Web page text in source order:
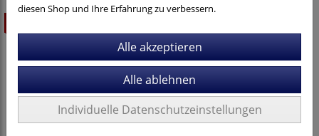
diesen Shop und Ihre Erfahrung zu verbessern.
Individuelle Datenschutzeinstellungen